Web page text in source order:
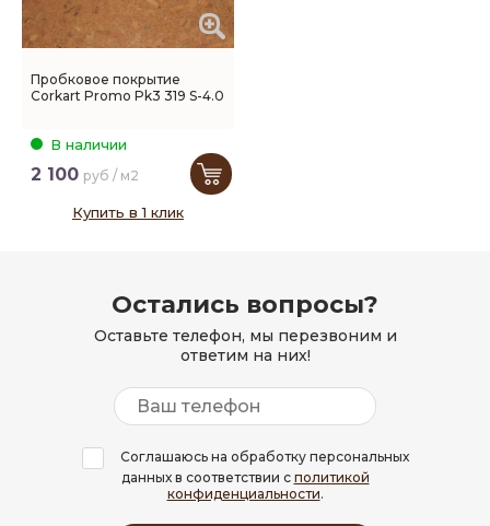
Пробковое покрытие
Corkart Promo Pk3 319 S-4.0
В наличии
2 100 руб / м2
Купить в 1 клик
Остались вопросы?
Оставьте телефон, мы перезвоним и
ответим на них!
Соглашаюсь на обработку персональных
данных в соответствии с политикой
конфиденциальности.